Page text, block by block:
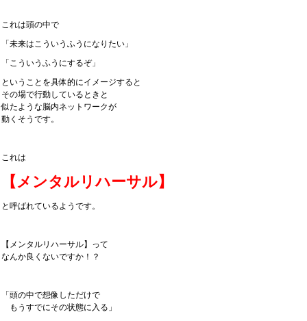
これは頭の中で
「未来はこういうふうになりたい」
「こういうふうにするぞ」
ということを具体的にイメージすると
その場で行動しているときと
似たような脳内ネットワークが
動くそうです。
これは
【メンタルリハーサル】
と呼ばれているようです。
【メンタルリハーサル】って
なんか良くないですか！？
「頭の中で想像しただけで
もうすでにその状態に入る」